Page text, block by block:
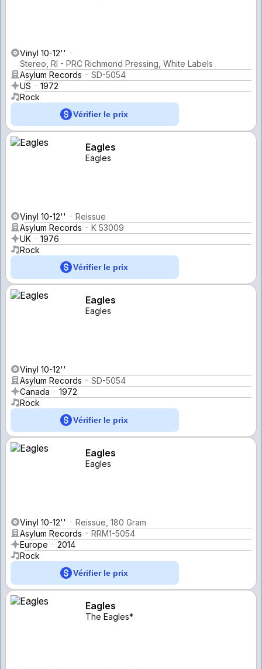
Vinyl 10-12''
Stereo, RI - PRC Richmond Pressing, White Labels
Asylum Records
SD-5054
US
1972
Rock
Vérifier le prix
Eagles
Eagles
Vinyl 10-12''
Reissue
Asylum Records
K 53009
UK
1976
Rock
Vérifier le prix
Eagles
Eagles
Vinyl 10-12''
Asylum Records
SD-5054
Canada
1972
Rock
Vérifier le prix
Eagles
Eagles
Vinyl 10-12''
Reissue, 180 Gram
Asylum Records
RRM1-5054
Europe
2014
Rock
Vérifier le prix
Eagles
The Eagles*